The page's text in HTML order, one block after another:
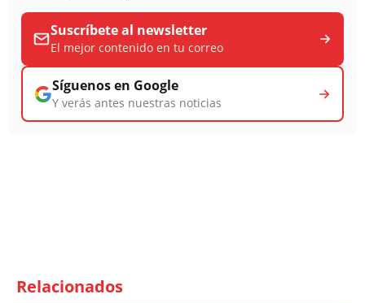
Suscríbete al newsletter
El mejor contenido en tu correo
Síguenos en Google
Y verás antes nuestras noticias
Relacionados